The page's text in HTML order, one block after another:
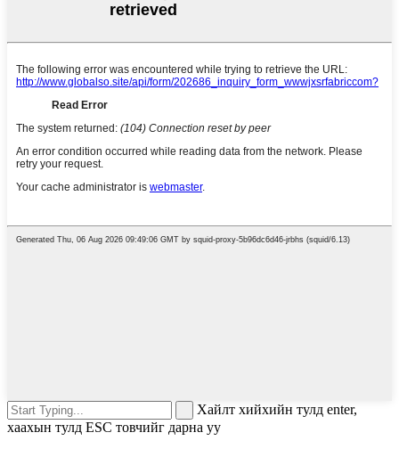
Хайлт хийхийн тулд enter,
хаахын тулд ESC товчийг дарна уу